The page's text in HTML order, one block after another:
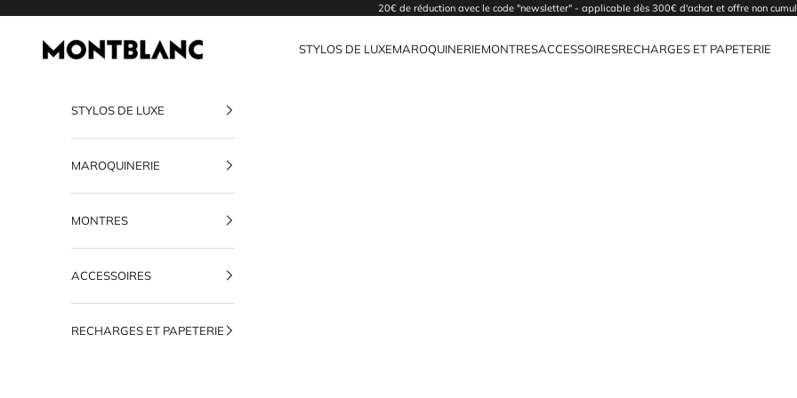
20€ de réduction avec le code "newsletter" - applicable dès 300€ d'achat et offre non
Montblanc Cannes [France]
STYLOS DE LUXEMAROQUINERIEMONTRESACCESSOIRESRECHARGES ET PAPETERIE
STYLOS DE LUXE
MAROQUINERIE
MONTRES
ACCESSOIRES
RECHARGES ET PAPETERIE